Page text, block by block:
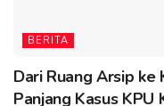
BERITA
Dari Ruang Arsip ke
Panjang Kasus KPU